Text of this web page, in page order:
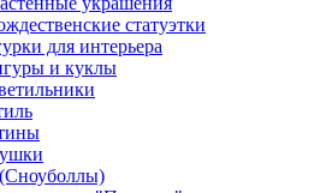
статуэтки
для интерьера
и куклы